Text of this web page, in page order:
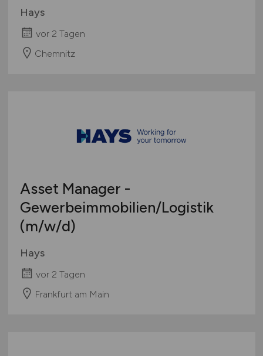
Hays
vor 2 Tagen
Chemnitz
Asset Manager -
Gewerbeimmobilien/Logistik
(m/w/d)
Hays
vor 2 Tagen
Frankfurt am Main